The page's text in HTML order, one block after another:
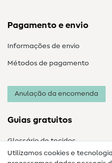
Pagamento e envio
Informações de envio
Métodos de pagamento
Anulação da encomenda
Guias gratuitos
Glossário de tecidos
Utilizamos cookies e